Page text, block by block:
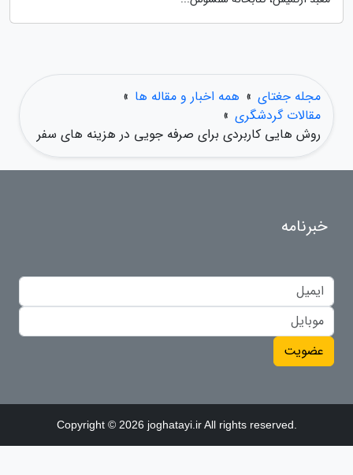
مجله جغتای » همه اخبار و مقاله ها »
مقالات گردشگری »
روش هایی کاربردی برای صرفه جویی در هزینه های سفر
خبرنامه
عضویت
Copyright © 2026 joghatayi.ir All rights reserved.